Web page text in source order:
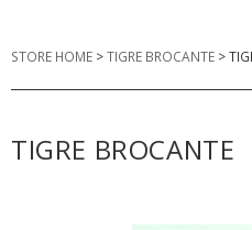
STORE HOME >TIGRE BROCANTE >
TIGRE